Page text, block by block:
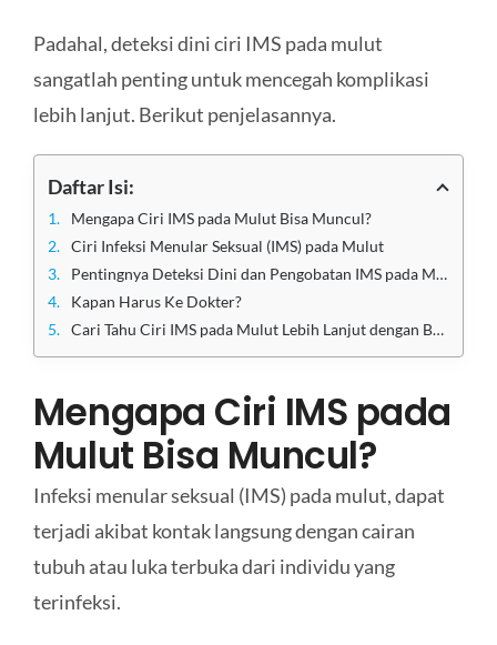
Padahal, deteksi dini ciri IMS pada mulut
sangatlah penting untuk mencegah komplikasi
lebih lanjut. Berikut penjelasannya.
Daftar Isi:
Mengapa Ciri IMS pada Mulut Bisa Muncul?
Ciri Infeksi Menular Seksual (IMS) pada Mulut
Pentingnya Deteksi Dini dan Pengobatan IMS pada Mulut
Kapan Harus Ke Dokter?
Cari Tahu Ciri IMS pada Mulut Lebih Lanjut dengan Berkonsultasi di Klinik Utama Sentosa
Mengapa Ciri IMS pada
Mulut Bisa Muncul?
Infeksi menular seksual (IMS) pada mulut, dapat
terjadi akibat kontak langsung dengan cairan
tubuh atau luka terbuka dari individu yang
terinfeksi.